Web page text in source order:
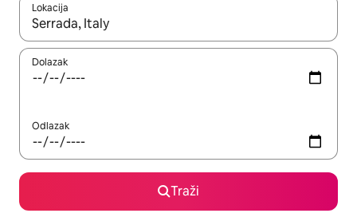
Lokacija
Kad su rezultati dostupni, možete da se krećete kroz njih
Dolazak
Odlazak
Traži